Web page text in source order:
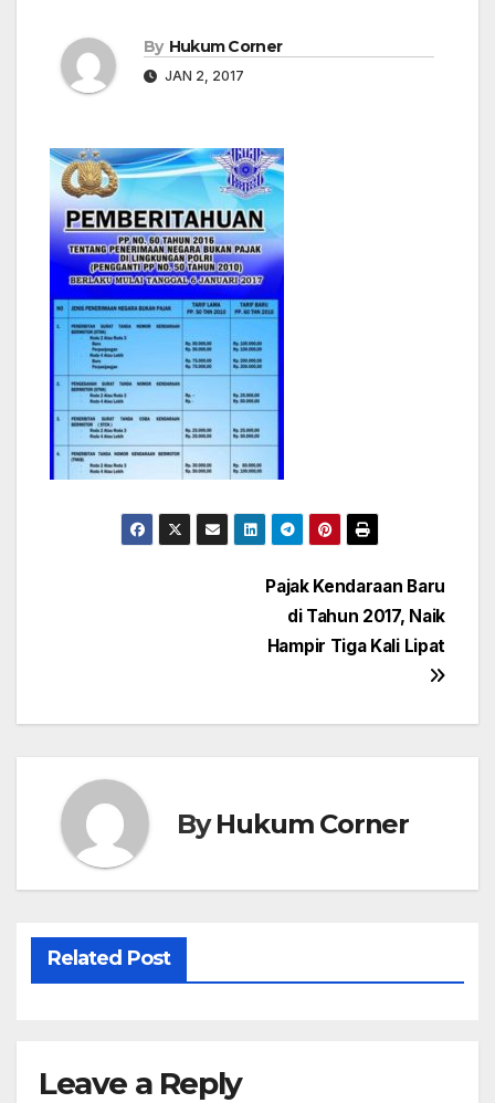
By Hukum Corner
JAN 2, 2017
Pajak Kendaraan Baru
di Tahun 2017, Naik
Hampir Tiga Kali Lipat
ByHukum Corner
Related Post
Leave a Reply